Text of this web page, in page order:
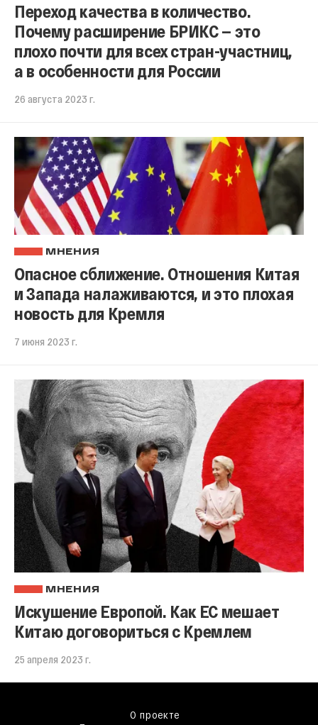
Переход качества в количество.
Почему расширение БРИКС — это
плохо почти для всех стран-участниц,
а в особенности для России
26 августа 2023 г.
МНЕНИЯ
Опасное сближение. Отношения Китая
и Запада налаживаются, и это плохая
новость для Кремля
7 июня 2023 г.
МНЕНИЯ
Искушение Европой. Как ЕС мешает
Китаю договориться с Кремлем
25 апреля 2023 г.
О проекте